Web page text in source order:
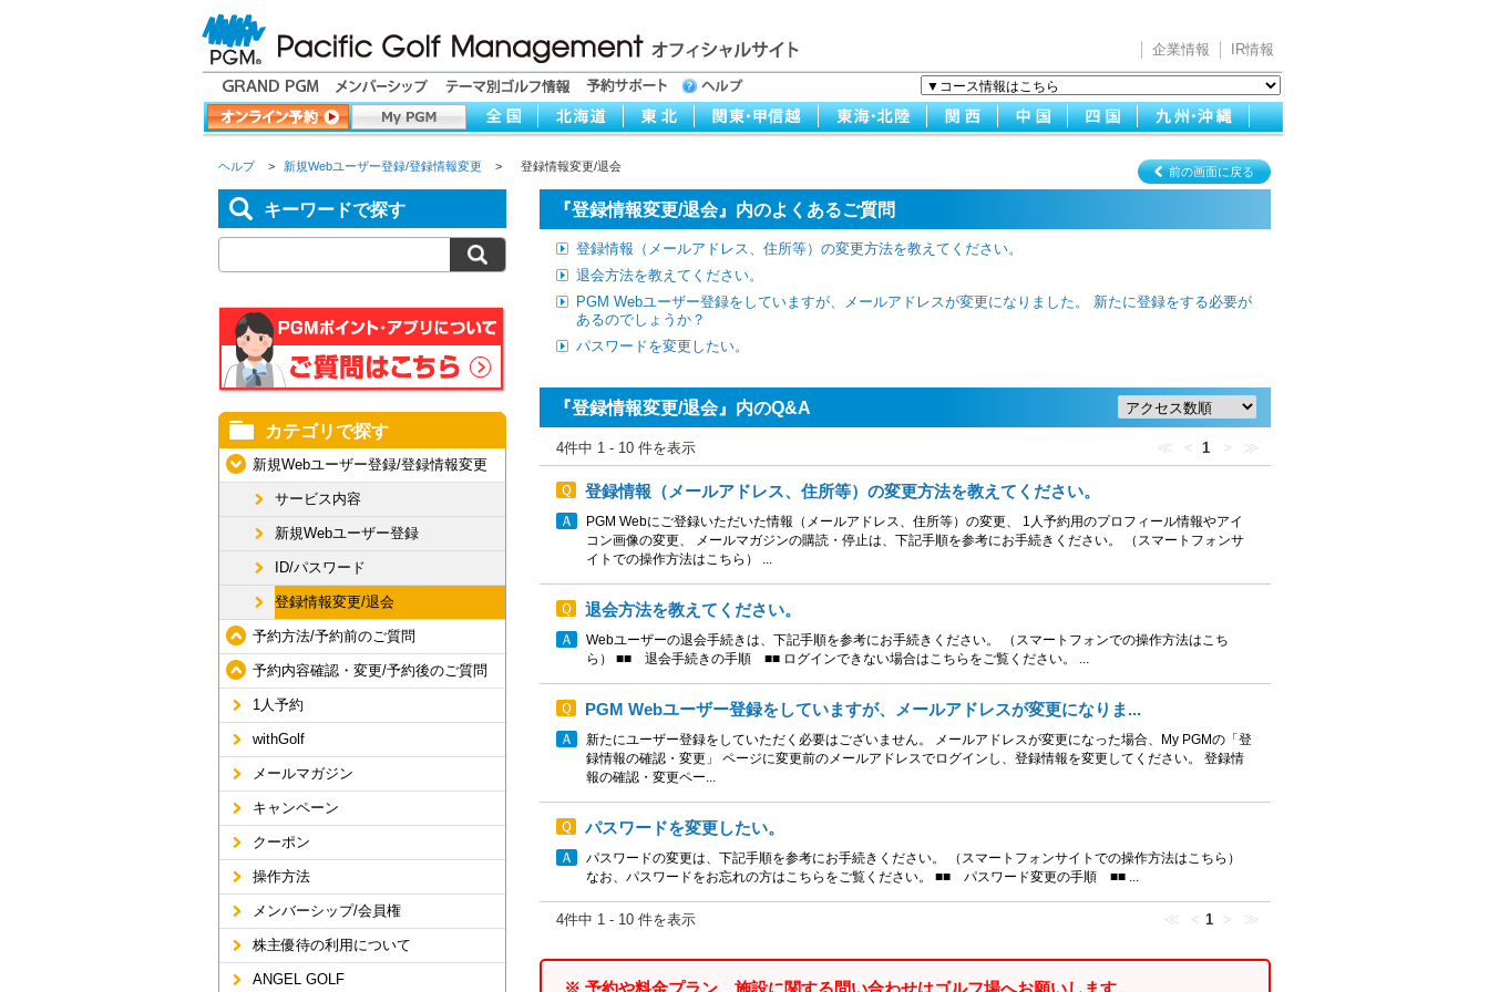
企業情報 IR情報
ヘルプ > 新規Webユーザー登録/登録情報変更 > 登録情報変更/退会 前の画面に戻る
キーワードで探す
カテゴリで探す
新規Webユーザー登録/登録情報変更
サービス内容
新規Webユーザー登録
ID/パスワード
登録情報変更/退会
予約方法/予約前のご質問
予約内容確認・変更/予約後のご質問
1人予約
withGolf
メールマガジン
キャンペーン
クーポン
操作方法
メンバーシップ/会員権
株主優待の利用について
ANGEL GOLF
『登録情報変更/退会』内のよくあるご質問
登録情報（メールアドレス、住所等）の変更方法を教えてください。
退会方法を教えてください。
PGM Webユーザー登録をしていますが、メールアドレスが変更になりました。 新たに登録をする必要が
あるのでしょうか？
パスワードを変更したい。
『登録情報変更/退会』内のQ&A
4件中 1 - 10 件を表示 ≪ < 1 > ≫
登録情報（メールアドレス、住所等）の変更方法を教えてください。
PGM Webにご登録いただいた情報（メールアドレス、住所等）の変更、 1人予約用のプロフィール情報やアイ
コン画像の変更、 メールマガジンの購読・停止は、下記手順を参考にお手続きください。 （スマートフォンサ
イトでの操作方法はこちら） ...
退会方法を教えてください。
Webユーザーの退会手続きは、下記手順を参考にお手続きください。 （スマートフォンでの操作方法はこち
ら） ■■ 退会手続きの手順 ■■ ログインできない場合はこちらをご覧ください。 ...
PGM Webユーザー登録をしていますが、メールアドレスが変更になりま...
新たにユーザー登録をしていただく必要はございません。 メールアドレスが変更になった場合、My PGMの「登
録情報の確認・変更」 ページに変更前のメールアドレスでログインし、登録情報を変更してください。 登録情
報の確認・変更ペー...
パスワードを変更したい。
パスワードの変更は、下記手順を参考にお手続きください。 （スマートフォンサイトでの操作方法はこちら）
なお、パスワードをお忘れの方はこちらをご覧ください。 ■■ パスワード変更の手順 ■■ ...
4件中 1 - 10 件を表示 ≪ < 1 > ≫
※ 予約や料金プラン、施設に関する問い合わせはゴルフ場へお願いします。